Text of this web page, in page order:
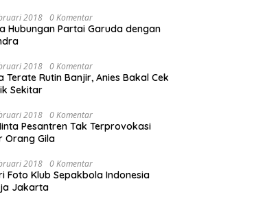
2018 0 Komentar
Hubungan Partai Garuda dengan
2018 0 Komentar
Terate Rutin Banjir, Anies Bakal Cek
Sekitar
2018 0 Komentar
Pesantren Tak Terprovokasi
Orang Gila
2018 0 Komentar
Foto Klub Sepakbola Indonesia
Jakarta